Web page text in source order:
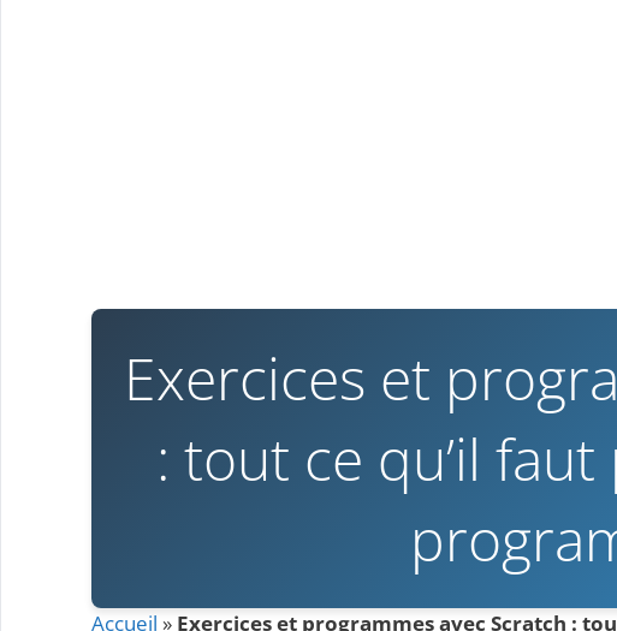
Exercices et
: tout ce qu’il
Accueil » Exercices et programmes avec Scratch :